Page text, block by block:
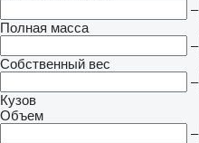
–
Полная масса
–
Собственный вес
–
Кузов
Объем
–